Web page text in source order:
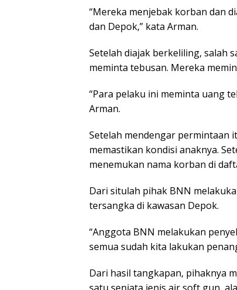
“Mereka menjebak korban dan
dan Depok,” kata Arman.
Setelah diajak berkeliling, salah
meminta tebusan. Mereka
“Para pelaku ini meminta uang
Arman.
Setelah mendengar permintaan
memastikan kondisi anaknya.
menemukan nama korban di
Dari situlah pihak BNN
tersangka di kawasan Depok.
“Anggota BNN melakukan
semua sudah kita lakukan
Dari hasil tangkapan, pihaknya
satu senjata jenis air soft gun,